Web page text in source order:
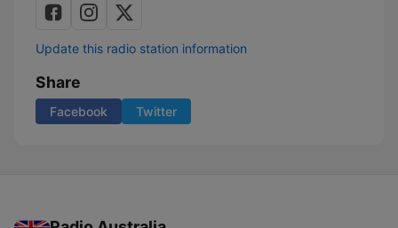
Update this radio station information
Share
Facebook Twitter